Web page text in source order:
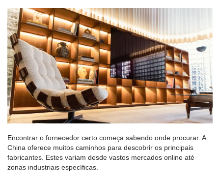
Encontrar o fornecedor certo começa sabendo onde procurar. A
China oferece muitos caminhos para descobrir os principais
fabricantes. Estes variam desde vastos mercados online até
zonas industriais específicas.